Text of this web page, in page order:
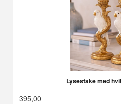
Lysestake med
395,00